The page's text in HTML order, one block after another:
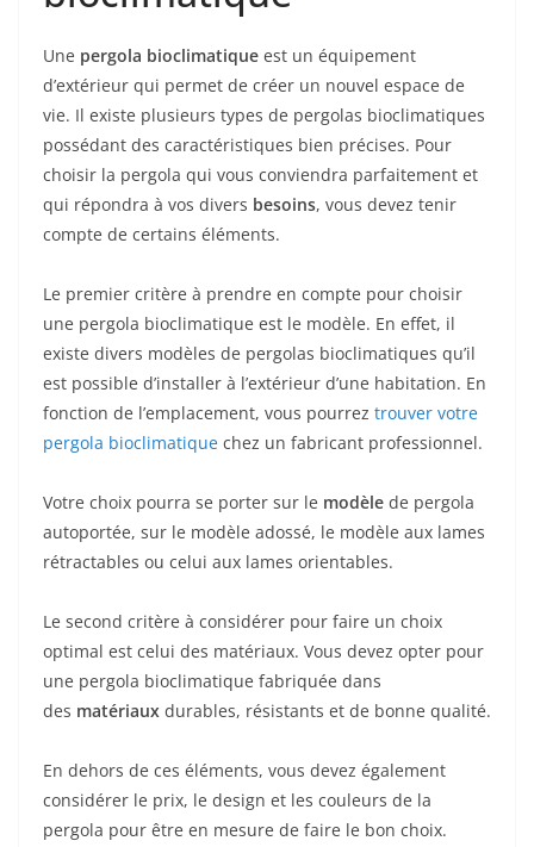
Une pergola bioclimatique est un équipement
d’extérieur qui permet de créer un nouvel espace de
vie. Il existe plusieurs types de pergolas bioclimatiques
possédant des caractéristiques bien précises. Pour
choisir la pergola qui vous conviendra parfaitement et
qui répondra à vos divers besoins, vous devez tenir
compte de certains éléments.
Le premier critère à prendre en compte pour choisir
une pergola bioclimatique est le modèle. En effet, il
existe divers modèles de pergolas bioclimatiques qu’il
est possible d’installer à l’extérieur d’une habitation. En
fonction de l’emplacement, vous pourrez trouver votre
pergola bioclimatique chez un fabricant professionnel.
Votre choix pourra se porter sur le modèle de pergola
autoportée, sur le modèle adossé, le modèle aux lames
rétractables ou celui aux lames orientables.
Le second critère à considérer pour faire un choix
optimal est celui des matériaux. Vous devez opter pour
une pergola bioclimatique fabriquée dans
des matériaux durables, résistants et de bonne qualité.
En dehors de ces éléments, vous devez également
considérer le prix, le design et les couleurs de la
pergola pour être en mesure de faire le bon choix.